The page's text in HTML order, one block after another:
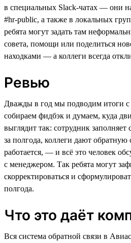
в специальных Slack-чатах — они
#hr-public, а также в локальных
ребята могут задать там
совета, помощи или поделиться
находками — а коллеги всегда
Ревью
Дважды в год мы подводим итоги
собираем фидбэк и думаем, куда
выглядит так: сотрудник заполняет
за полгода, коллеги дают обратную
работается, — и всё это человек
с менеджером. Так ребята могут
скорректироваться и
полгода.
Что это даёт
Вся система обратной связи в